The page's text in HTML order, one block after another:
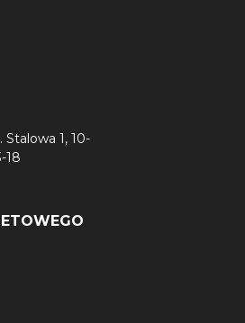
Stalowa 1, 10-
18